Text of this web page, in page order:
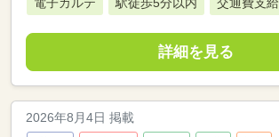
電子カルテ 駅徒歩5分以内 交通費支給
詳細を見る
2026年8月4日 掲載